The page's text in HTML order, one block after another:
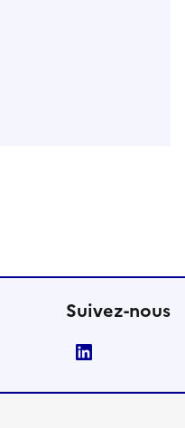
Suivez-nous